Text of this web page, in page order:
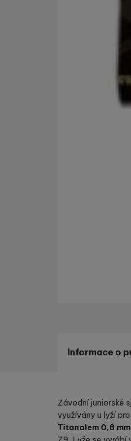
Informace o
Závodní juniorské
využívány u lyží
Titanalem 0,8 mm